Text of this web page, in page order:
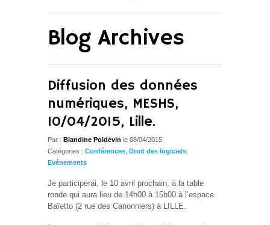
Blog Archives
Diffusion des données
numériques, MESHS,
10/04/2015, Lille.
Par : Blandine Poidevin le 08/04/2015
Catégories : Conférences Droit des logiciels
Evénements
Je participerai, le 10 avril prochain, à la table
ronde qui aura lieu de 14h00 à 15h00 à l’espace
Baïetto (2 rue des Canonniers) à LILLE.